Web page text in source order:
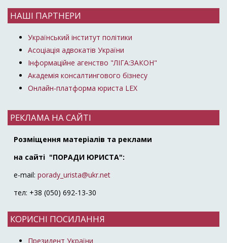
НАШІ ПАРТНЕРИ
Український інститут політики
Асоціація адвокатів України
Інформаційне агенство "ЛІГА:ЗАКОН"
Академія консалтингового бізнесу
Онлайн-платформа юриста LEX
РЕКЛАМА НА САЙТІ
Розміщення матеріалів та реклами
на сайті "ПОРАДИ ЮРИСТА":
e-mail: porady_urista@ukr.net
тел: +38 (050) 692-13-30
КОРИСНІ ПОСИЛАННЯ
Президент України